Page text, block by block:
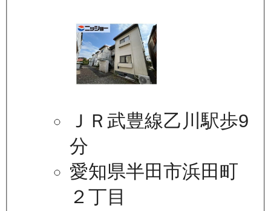
ＪＲ武豊線乙川駅歩9
分
愛知県半田市浜田町
２丁目